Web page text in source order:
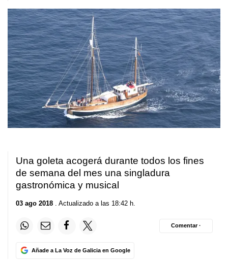
Una goleta acogerá durante todos los fines
de semana del mes una singladura
gastronómica y musical
03 ago 2018 . Actualizado a las 18:42 h.
Añade a La Voz de Galicia en Google
Comentar ·